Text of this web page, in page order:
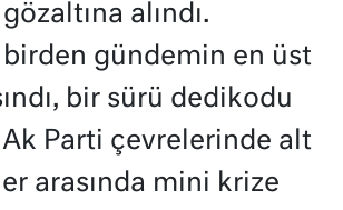
alındı.
birden gündemin en üst
bir sürü dedikodu
Ak Parti çevrelerinde alt
arasında mini krize